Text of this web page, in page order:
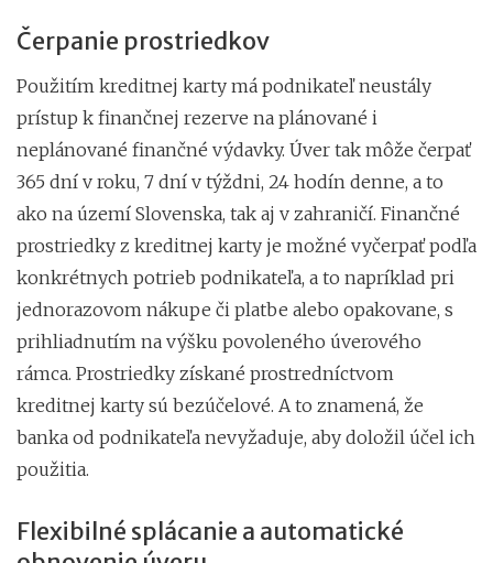
Čerpanie prostriedkov
Použitím kreditnej karty má podnikateľ neustály
prístup k finančnej rezerve na plánované i
neplánované finančné výdavky. Úver tak môže čerpať
365 dní v roku, 7 dní v týždni, 24 hodín denne, a to
ako na území Slovenska, tak aj v zahraničí. Finančné
prostriedky z kreditnej karty je možné vyčerpať podľa
konkrétnych potrieb podnikateľa, a to napríklad pri
jednorazovom nákupe či platbe alebo opakovane, s
prihliadnutím na výšku povoleného úverového
rámca. Prostriedky získané prostredníctvom
kreditnej karty sú bezúčelové. A to znamená, že
banka od podnikateľa nevyžaduje, aby doložil účel ich
použitia.
Flexibilné splácanie a automatické